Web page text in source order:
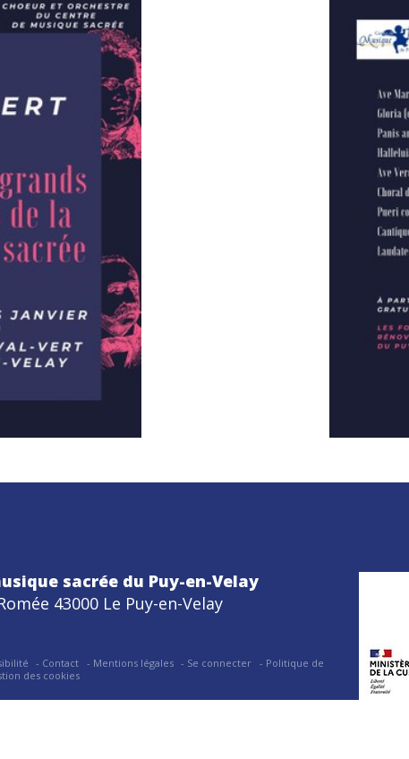
sacrée du Puy-en-Velay
43000 Le Puy-en-Velay
Contact Mentions légales Se connecter
Politique de
des cookies